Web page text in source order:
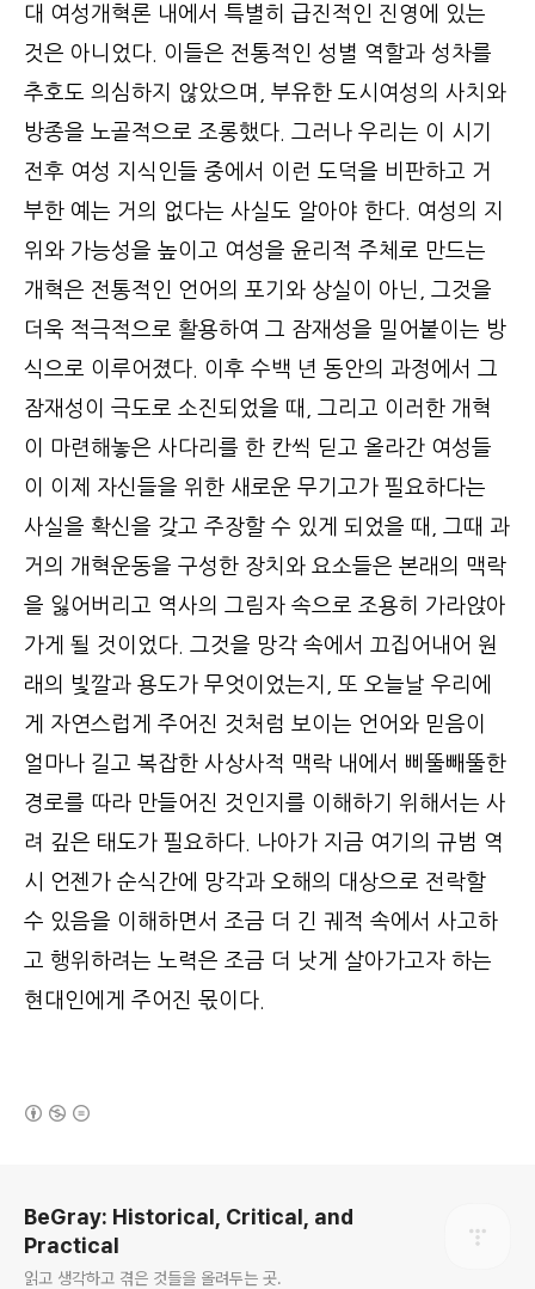
대 여성개혁론 내에서 특별히 급진적인 진영에 있는
것은 아니었다. 이들은 전통적인 성별 역할과 성차를
추호도 의심하지 않았으며, 부유한 도시여성의 사치와
방종을 노골적으로 조롱했다. 그러나 우리는 이 시기
전후 여성 지식인들 중에서 이런 도덕을 비판하고 거
부한 예는 거의 없다는 사실도 알아야 한다. 여성의 지
위와 가능성을 높이고 여성을 윤리적 주체로 만드는
개혁은 전통적인 언어의 포기와 상실이 아닌, 그것을
더욱 적극적으로 활용하여 그 잠재성을 밀어붙이는 방
식으로 이루어졌다. 이후 수백 년 동안의 과정에서 그
잠재성이 극도로 소진되었을 때, 그리고 이러한 개혁
이 마련해놓은 사다리를 한 칸씩 딛고 올라간 여성들
이 이제 자신들을 위한 새로운 무기고가 필요하다는
사실을 확신을 갖고 주장할 수 있게 되었을 때, 그때 과
거의 개혁운동을 구성한 장치와 요소들은 본래의 맥락
을 잃어버리고 역사의 그림자 속으로 조용히 가라앉아
가게 될 것이었다. 그것을 망각 속에서 끄집어내어 원
래의 빛깔과 용도가 무엇이었는지, 또 오늘날 우리에
게 자연스럽게 주어진 것처럼 보이는 언어와 믿음이
얼마나 길고 복잡한 사상사적 맥락 내에서 삐뚤빼뚤한
경로를 따라 만들어진 것인지를 이해하기 위해서는 사
려 깊은 태도가 필요하다. 나아가 지금 여기의 규범 역
시 언젠가 순식간에 망각과 오해의 대상으로 전락할
수 있음을 이해하면서 조금 더 긴 궤적 속에서 사고하
고 행위하려는 노력은 조금 더 낫게 살아가고자 하는
현대인에게 주어진 몫이다.
BeGray: Historical, Critical, and
Practical
읽고 생각하고 겪은 것들을 올려두는 곳.